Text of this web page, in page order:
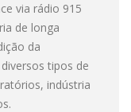
via rádio 915
de longa
da
tipos de
indústria